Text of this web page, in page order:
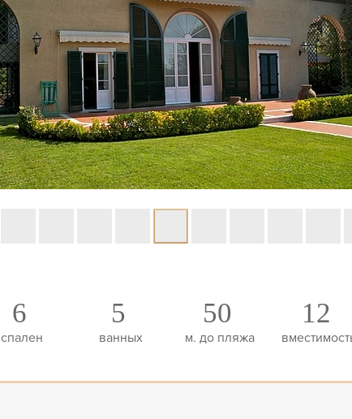
6
спален
5
ванных
50
м. до пляжа
12